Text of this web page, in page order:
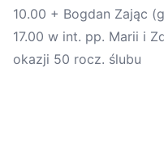
10.00 + Bogdan Zając
17.00 w int. pp. Marii i
okazji 50 rocz. ślubu